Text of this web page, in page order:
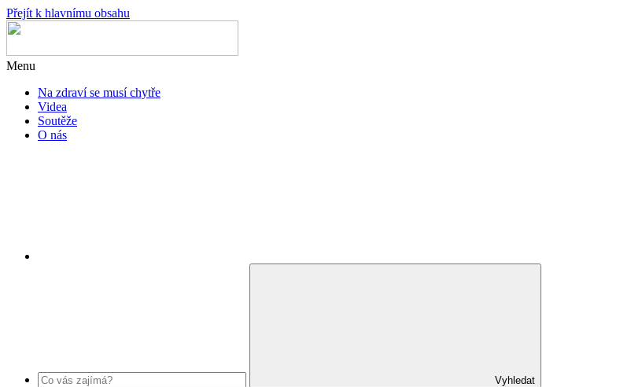
Přejít k hlavnímu obsahu
Menu
Na zdraví se musí chytře
Videa
Soutěže
O nás
Vyhledat